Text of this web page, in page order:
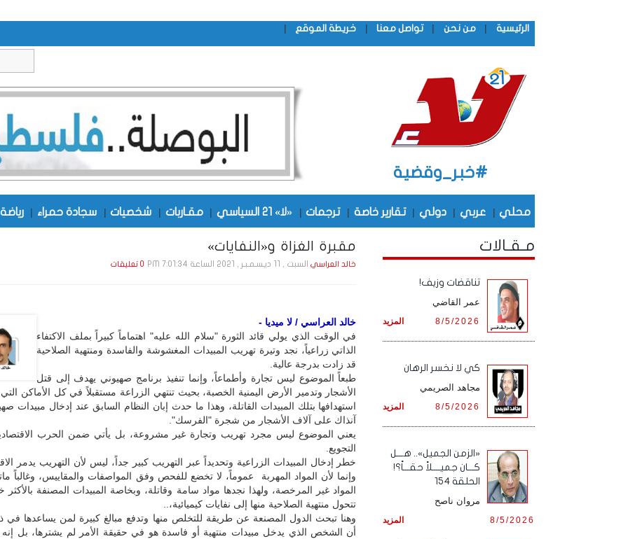
الرئيسية | من نحن | تواصل معنا | خريطة الموقع |
#خبر_وقضية
محلي | عربي | دولي | تقارير خاصة | ترجمات | «لا» 21 السياسي | مقـاربات | شخصيات | سجادة حمراء | رياضة
مقبرة الغزاة و«النفايات»
خالد العراسيالسبت , 11 ديـسـمـبـر , 2021 الساعة 7:01:34 PM 0 تعليقات
خالد العراسي / لا ميديا -
في الوقت الذي يولي قائد الثورة "سلام الله عليه" اهتماماً كبيراً بملف الاكتفاء
الذاتي زراعياً، نجد وتيرة تهريب المبيدات المغشوشة والفاسدة ومنتهية الصلاحية
قد زادت بدرجة عالية.
طبعاً الموضوع ليس تجارة وأطماعاً، وإنما تنفيذ برنامج صهيوني يهدف إلى قتل
الأشجار وتدمير الأرض اليمنية الخصبة، بحيث تنتهي الزراعة مستقبلاً في كل الأماكن
استهدافها بتلك المبيدات القاتلة، وهذا ما حدث إبان النظام السابق عند إدخال مبيدات
آنذاك على آلاف الأشجار من شجرة "الفرسك".
يعني الموضوع ليس مجرد تهريب وتجارة غير مشروعة، بل يأتي ضمن الحرب
التجويع.
خطر إدخال المبيدات الزراعية وتحديداً عبر التهريب كبير جداً، ليس لأن التهريب يدمر
وإنما لأن المواد المهربة عموماً، لا تخضع للفحص وفق المواصفات والمقاييس، وغالباً
المواد غير المرخصة، ولهذا نجدها مواد سامة وقاتلة، وبخاصة المبيدات المصنفة
تتحول منتهية الصلاحية منها إلى نفايات كيميائية،..
وهنا تبحث الدول المصنعة عن طريقة للتخلص منها وتدفع مبالغ كبيرة لمن يساعدها في
أن الشخص الذي يدخل مبيدات منتهية أو فاسدة هو في حقيقة الأمر لم يشترها، بل
مـقـالات
تناقضات وزيف!
عمر القاضي
المزيد 8/5/2026
كي لا نخسر الرهان
مجاهد الصريمي
المزيد 8/5/2026
«الزمن الجميل».. هـــل
كـــان جميــــلاً حقـــاً؟!
الحلقة 154
مروان ناصح
المزيد 8/5/2026